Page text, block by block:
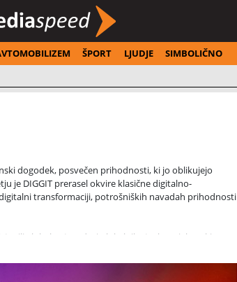
ŠPORT LJUDJE SIMBOLIČNO
dogodek, posvečen prihodnosti, ki jo oblikujejo
je DIGGIT prerasel okvire klasične digitalno-
transformaciji, potrošniških navadah prihodnosti
globalne trende, in lokalnih strokovnjakov, ki so
so bili predvsem trendi, ki jih morajo oglaševalci in
se okolju.